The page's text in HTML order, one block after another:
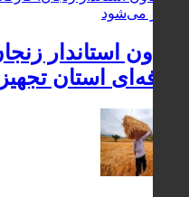
معاون استاندار
حرفه‌ای استان